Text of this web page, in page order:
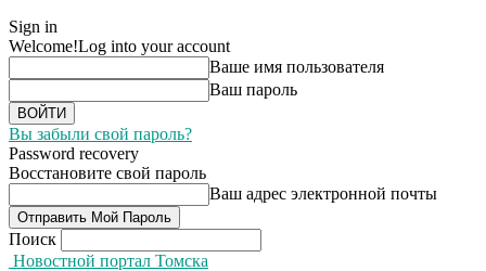
Sign in
Welcome!Log into your account
Ваше имя пользователя
Ваш пароль
Вы забыли свой пароль?
Password recovery
Восстановите свой пароль
Ваш адрес электронной почты
Поиск
Новостной портал Томска